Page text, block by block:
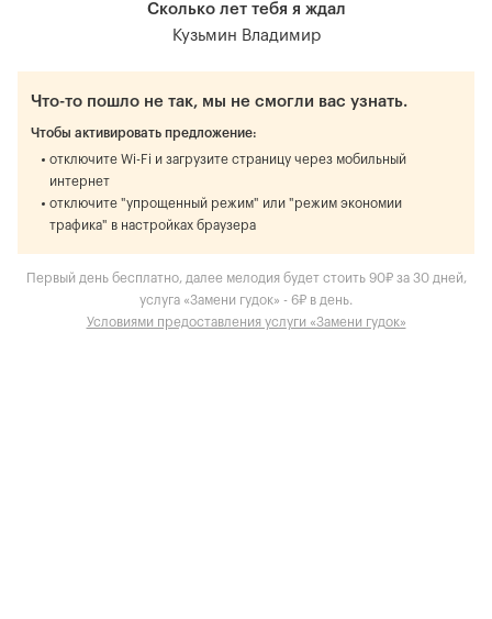
Сколько лет тебя я ждал
Кузьмин Владимир
Что-то пошло не так, мы не смогли вас узнать.
Чтобы активировать предложение:
отключите Wi-Fi и загрузите страницу через мобильный
интернет
отключите "упрощенный режим" или "режим экономии
трафика" в настройках браузера
Первый день бесплатно, далее мелодия будет стоить 90₽ за 30 дней,
услуга «Замени гудок» - 6₽ в день.
Условиями предоставления услуги «Замени гудок»